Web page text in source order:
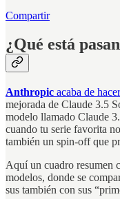
Compartir
¿Qué está
Anthropic acaba de
mejorada de Claude 3.5
modelo llamado Claude
cuando tu serie favorita
también un spin-off que
Aquí un cuadro resumen
modelos, donde se
sus también con sus